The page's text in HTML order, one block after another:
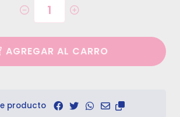
AGREGAR AL CARRO
producto